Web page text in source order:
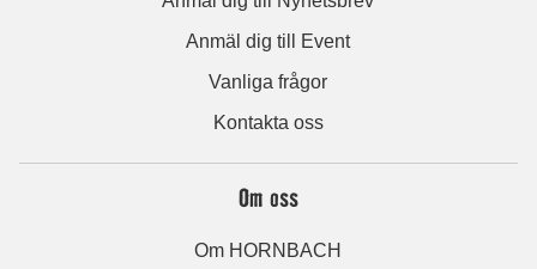
Anmäl dig till Event
Vanliga frågor
Kontakta oss
Om oss
Om HORNBACH